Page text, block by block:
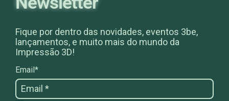
Fique por dentro das novidades, eventos 3be,
lançamentos, e muito mais do mundo da
Impressão 3D!
Email*